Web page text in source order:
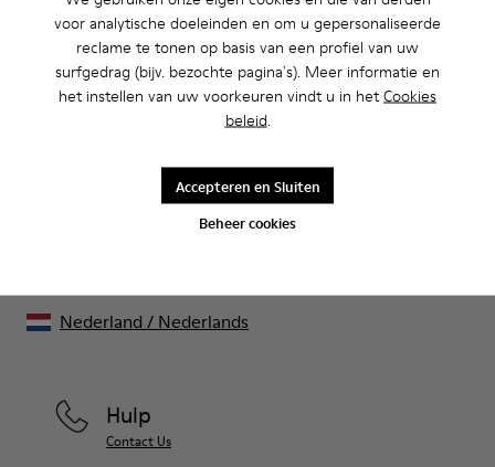
voor analytische doeleinden en om u gepersonaliseerde
reclame te tonen op basis van een profiel van uw
surfgedrag (bijv. bezochte pagina's). Meer informatie en
het instellen van uw voorkeuren vindt u in het Cookies
beleid.
Beheer cookies
Accepteren en Sluiten
Uitverkoop: krijg 10% extra korting
Ja, dat klopt. Als lid van onze community krijg je exclusieve
Hulp
Contact Us
Nederland / Nederlands